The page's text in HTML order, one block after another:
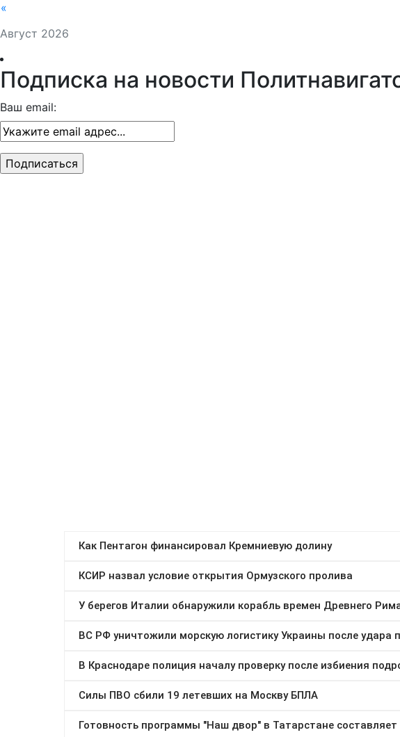
Август 2026
«
Подписка на новости
Ваш email: